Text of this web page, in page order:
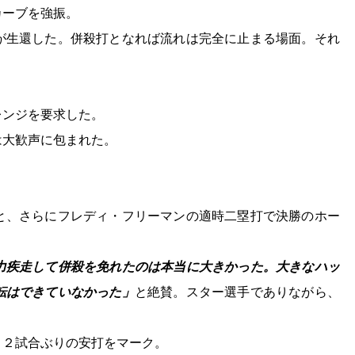
ブを強振。
還した。併殺打となれば流れは完全に止まる場面。それ
ジを要求した。
歓声に包まれた。
さらにフレディ・フリーマンの適時二塁打で決勝のホー
疾走して併殺を免れたのは本当に大きかった。大きなハッ
できていなかった」 と絶賛。スター選手でありながら、
試合ぶりの安打をマーク。